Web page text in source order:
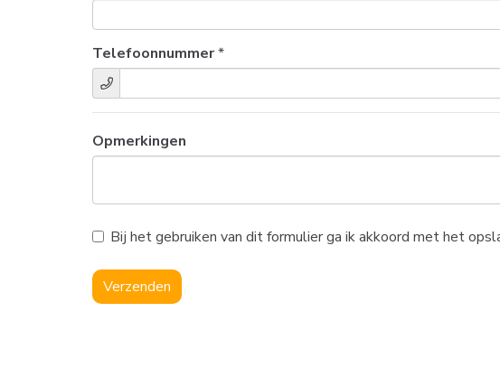
Telefoonnummer*
Opmerkingen
Bij het gebruiken van dit formulier ga ik akkoord met het
Verzenden